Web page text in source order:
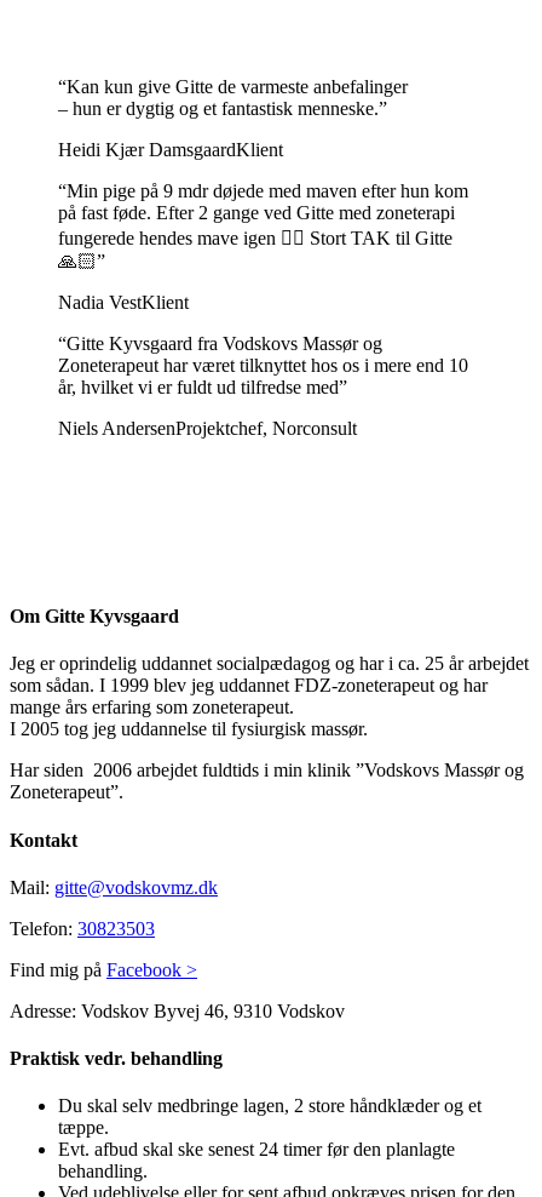
“Kan kun give Gitte de varmeste anbefalinger
– hun er dygtig og et fantastisk menneske.”
Heidi Kjær DamsgaardKlient
“Min pige på 9 mdr døjede med maven efter hun kom
på fast føde. Efter 2 gange ved Gitte med zoneterapi
fungerede hendes mave igen 👍🏻 Stort TAK til Gitte
🙏🏻”
Nadia VestKlient
“Gitte Kyvsgaard fra Vodskovs Massør og
Zoneterapeut har været tilknyttet hos os i mere end 10
år, hvilket vi er fuldt ud tilfredse med”
Niels AndersenProjektchef, Norconsult
Om Gitte Kyvsgaard
Jeg er oprindelig uddannet socialpædagog og har i ca. 25 år arbejdet
som sådan. I 1999 blev jeg uddannet FDZ-zoneterapeut og har
mange års erfaring som zoneterapeut.
I 2005 tog jeg uddannelse til fysiurgisk massør.
Har siden 2006 arbejdet fuldtids i min klinik ”Vodskovs Massør og
Zoneterapeut”.
Kontakt
Mail: gitte@vodskovmz.dk
Telefon: 30823503
Find mig på Facebook >
Adresse: Vodskov Byvej 46, 9310 Vodskov
Praktisk vedr. behandling
Du skal selv medbringe lagen, 2 store håndklæder og et
tæppe.
Evt. afbud skal ske senest 24 timer før den planlagte
behandling.